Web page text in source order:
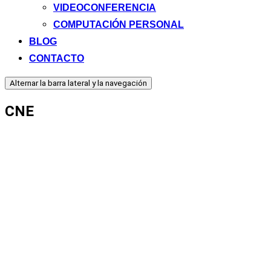
VIDEOCONFERENCIA
COMPUTACIÓN PERSONAL
BLOG
CONTACTO
Alternar la barra lateral y la navegación
CNE